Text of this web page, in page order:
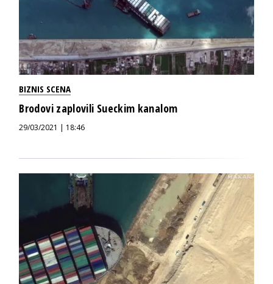
BIZNIS SCENA
Brodovi zaplovili Sueckim kanalom
29/03/2021 | 18:46